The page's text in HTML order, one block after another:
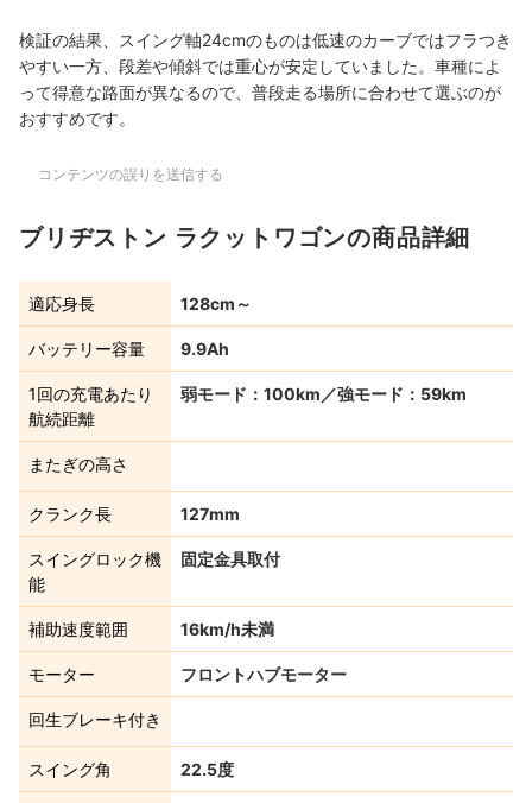
検証の結果、
スイング軸24cmのものは低速のカーブではフラつき
やすい一方、段差や傾斜では重心が安定していました。車種によ
って得意な路面が異なるので、普段走る場所に合わせて選ぶのが
おすすめです。
コンテンツの誤りを送信する
ブリヂストン ラクットワゴンの商品詳細
適応身長 128cm～
バッテリー容量 9.9Ah
1回の充電あたり
航続距離
弱モード：100km／強モード：59km
またぎの高さ
クランク長 127mm
スイングロック機
能
固定金具取付
補助速度範囲 16km/h未満
モーター フロントハブモーター
回生ブレーキ付き
スイング角 22.5度